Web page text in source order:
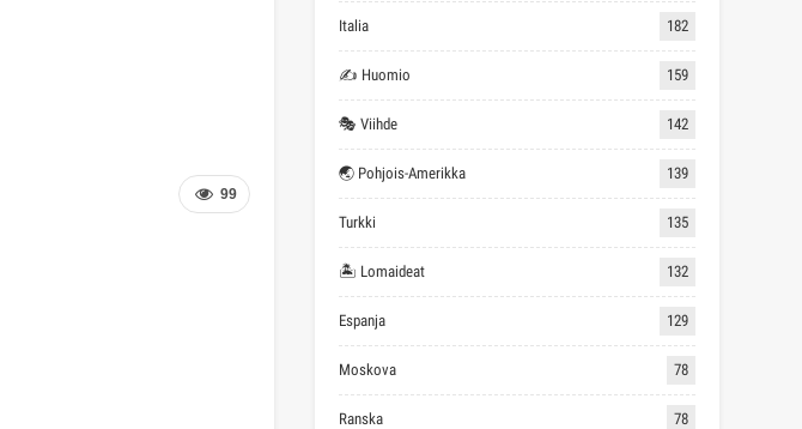
99
Italia 182
✍ Huomio 159
🎭 Viihde 142
🌏 Pohjois-Amerikka 139
Turkki 135
🏝 Lomaideat 132
Espanja 129
Moskova 78
Ranska 78